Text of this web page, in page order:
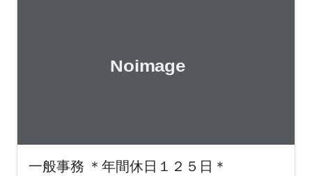
一般事務 ＊年間休日１２５日＊